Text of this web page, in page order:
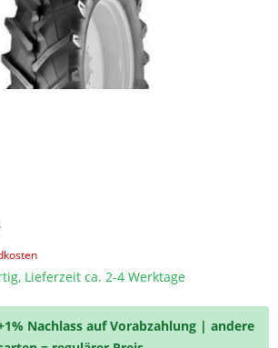
Lieferzeit ca. 2-4 Werktage
Nachlass auf Vorabzahlung | andere